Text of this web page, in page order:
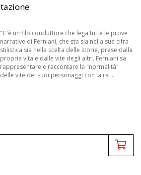
"C'è un filo conduttore che lega tutte le prove
narrative di Ferniani, che sta sia nella sua cifra
stilistica sia nella scelta delle storie, prese dalla
propria vita e dalle vite degli altri. Ferniani sa
rappresentare e raccontare la "normalità"
delle vite dei suoi personaggi con la ra ...